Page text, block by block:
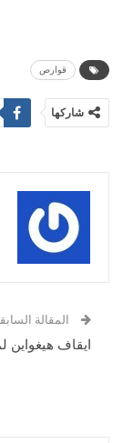
قوارص
شاركها
المقالة
ايقاف هيغواين